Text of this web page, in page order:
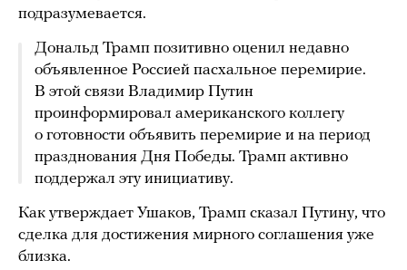
подразумевается.
Дональд Трамп позитивно оценил недавно
объявленное Россией пасхальное перемирие.
В этой связи Владимир Путин
проинформировал американского коллегу
о готовности объявить перемирие и на период
празднования Дня Победы. Трамп активно
поддержал эту инициативу.
Как утверждает Ушаков, Трамп сказал Путину, что
сделка для достижения мирного соглашения уже
близка.